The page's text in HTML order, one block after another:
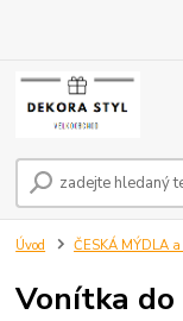
Úvod ČESKÁ MÝDLA
Vonítka